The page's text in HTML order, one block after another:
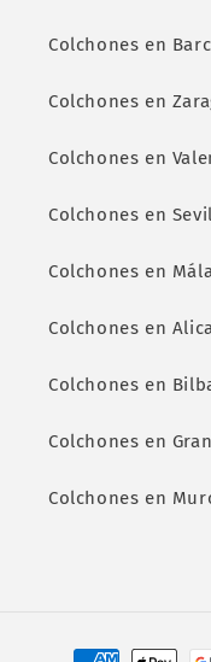
Colchones en
Colchones en
Colchones en
Colchones en
Colchones en
Colchones en
Colchones en
Colchones en
Colchones en
Formas